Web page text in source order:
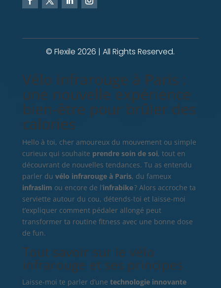
© Flexile 2026 | All Rights Reserved.
Vélo infrarouge à Paris :
une nouvelle expérience
bien-être pour brûler des
calories
Hello à toi, cher amoureux du mouvement ou simple
curieux qui souhaite prendre soin de soi, tout en
découvrant de nouvelles tendances. Tu as entendu
parler du vélo infrarouge à Paris, du fameux
infraslim ou encore de l’infrabike? Alors accroche ta
serviette autour du cou, détends-toi et laisse-moi
t’expliquer comment pédaler allongé peut
transformer ta routine fitness avec une bonne dose
de fun.
Tout savoir sur le vélo
infrarouge et ses principes
Laisse-moi te parler d’une technologie innovante